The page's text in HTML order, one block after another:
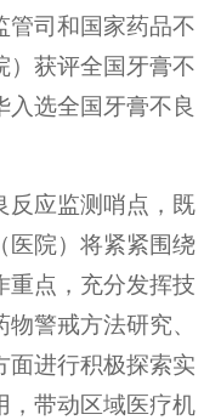
管司和国家药品不
）获评全国牙膏不
入选全国牙膏不良
反应监测哨点，既
医院）将紧紧围绕
重点，充分发挥技
警戒方法研究、
面进行积极探索实
，带动区域医疗机